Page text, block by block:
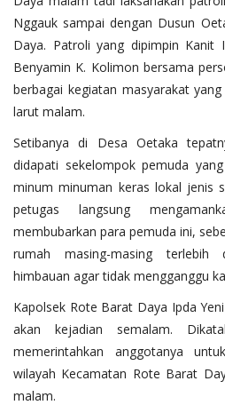
Nggauk sampai dengan Dusun
Daya. Patroli yang dipimpin Kanit
Benyamin K. Kolimon bersama
berbagai kegiatan masyarakat
larut malam.
Setibanya di Desa Oetaka
didapati sekelompok pemuda
minum minuman keras lokal jenis
petugas langsung
membubarkan para pemuda ini,
rumah masing-masing terlebih
himbauan agar tidak mengganggu
Kapolsek Rote Barat Daya Ipda
akan kejadian semalam.
memerintahkan anggotanya
wilayah Kecamatan Rote Barat
malam.